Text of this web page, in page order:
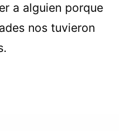
a alguien porque
nos tuvieron